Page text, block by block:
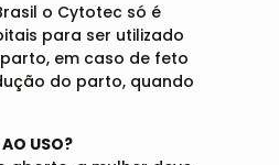
o Cytotec só é
para ser utilizado
em caso de feto
do parto, quando
USO?